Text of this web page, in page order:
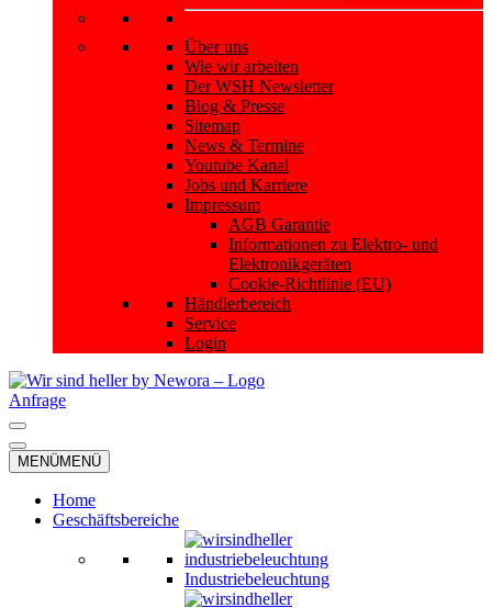
Über uns
Wie wir arbeiten
Der WSH Newsletter
Blog & Presse
Sitemap
News & Termine
Youtube Kanal
Jobs und Karriere
Impressum
AGB Garantie
Informationen zu Elektro- und
Elektronikgeräten
Cookie-Richtlinie (EU)
Händlerbereich
Service
Login
Anfrage
Navigationsmenü
Navigationsmenü
MENÜMENÜ
Home
Geschäftsbereiche
Industriebeleuchtung